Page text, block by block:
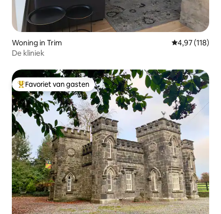
Woning in Trim Gemiddelde
4,97 (118)
De kliniek
Topfavoriet van gasten
Favoriet van gasten